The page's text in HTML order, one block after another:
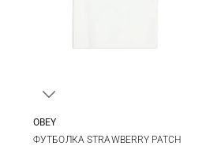
OBEY
ФУТБОЛКА STRAWBERRY PATCH